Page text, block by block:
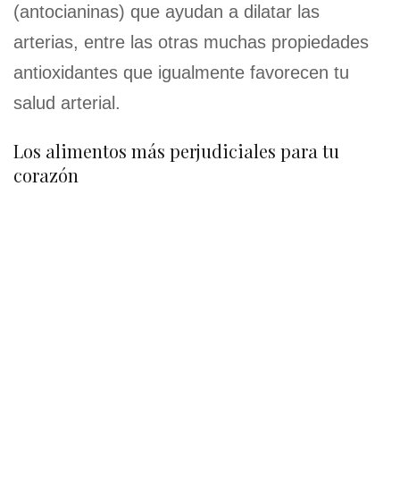
(antocianinas) que ayudan a dilatar las
arterias, entre las otras muchas propiedades
antioxidantes que igualmente favorecen tu
salud arterial.
Los alimentos más perjudiciales para tu
corazón